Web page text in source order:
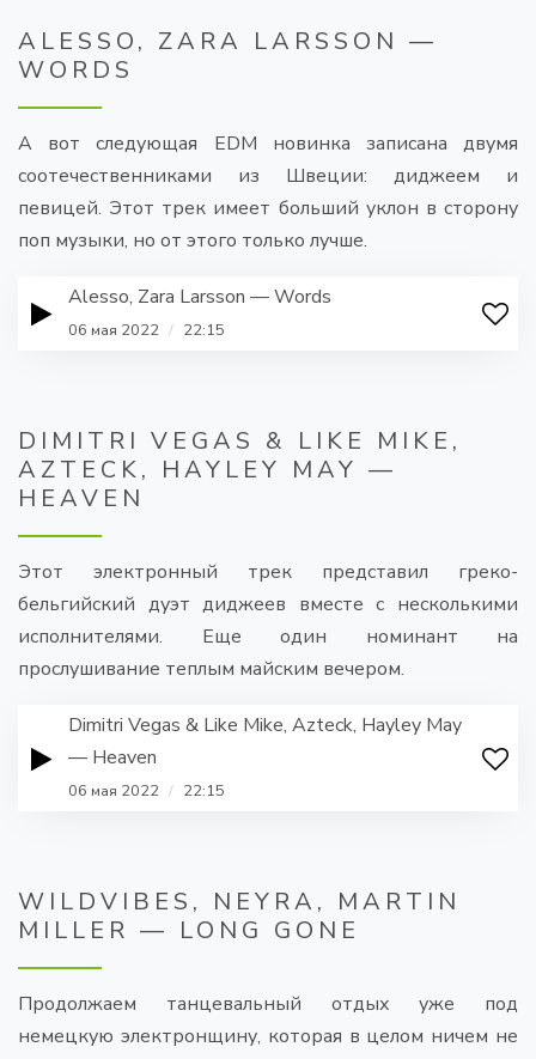
ALESSO, ZARA LARSSON —
WORDS
А вот следующая EDM новинка записана двумя
соотечественниками из Швеции: диджеем и
певицей. Этот трек имеет больший уклон в сторону
поп музыки, но от этого только лучше.
Alesso, Zara Larsson — Words
06 мая 2022 / 22:15
DIMITRI VEGAS & LIKE MIKE,
AZTECK, HAYLEY MAY —
HEAVEN
Этот электронный трек представил греко-
бельгийский дуэт диджеев вместе с несколькими
исполнителями. Еще один номинант на
прослушивание теплым майским вечером.
Dimitri Vegas & Like Mike, Azteck, Hayley May
— Heaven
06 мая 2022 / 22:15
WILDVIBES, NEYRA, MARTIN
MILLER — LONG GONE
Продолжаем танцевальный отдых уже под
немецкую электронщину, которая в целом ничем не